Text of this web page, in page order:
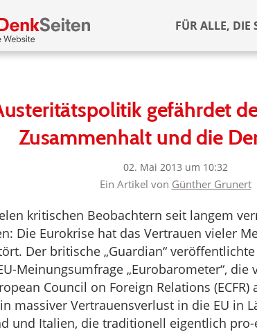
FÜR ALLE, DIE
gefährdet
Zusammenhalt und die
02. Mai 2013 um 10:32
Ein Artikel von Günther Grunert
kritischen Beobachtern seit langem
Die Eurokrise hat das Vertrauen vieler
Der britische „Guardian“
Meinungsumfrage „Eurobarometer“, die
Council on Foreign Relations
massiver Vertrauensverlust in die EU in
und Italien, die traditionell eigentlich